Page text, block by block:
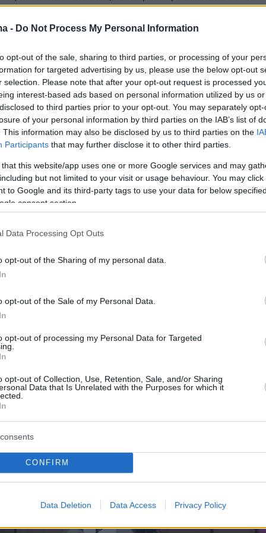
- Do Not Process My Personal Information
opt-out of the sale, sharing to third parties, or processing of your
for targeted advertising by us, please use the below opt-out
selection. Please note that after your opt-out request is processed
interest-based ads based on personal information utilized by us
to third parties prior to your opt-out. You may separately
of your personal information by third parties on the IAB’s list of
This information may also be disclosed by us to third parties on the
Participants that may further disclose it to other third parties.
that this website/app uses one or more Google services and may
but not limited to your visit or usage behaviour. You may
to Google and its third-party tags to use your data for below
consent section.
Data Processing Opt Outs
opt-out of the Sharing of my personal data.
opt-out of the Sale of my Personal Data.
opt-out of processing my Personal Data for Targeted
opt-out of Collection, Use, Retention, Sale, and/or Sharing
Data that Is Unrelated with the Purposes for which it
CONFIRM
Data Deletion Data Access Privacy Policy
».
η Βικτώρια Χαλκίτη αναφέρθηκε στην
ήταν ηφετινή διοργάνωση, ειδικά σε σχέση
και τη στάση των επιτροπών:
ήταν λίγο αψυχολόγητη η φετινή
τις επιτροπές περίμενα περισσότερο να
αυτό ».
εμφάνιση της Βουλγαρίας